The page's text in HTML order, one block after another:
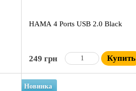
HAMA 4 Ports USB 2.0 Black
249 грн Купить
Новинка